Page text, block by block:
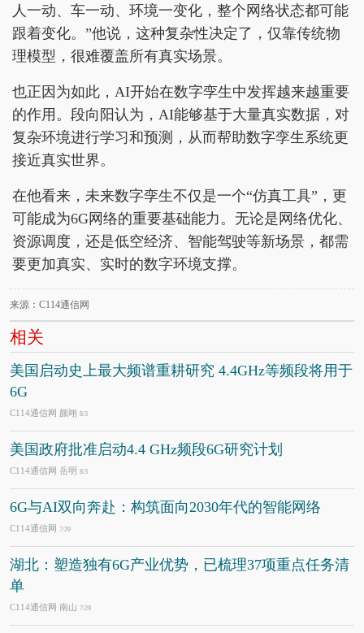
人一动、车一动、环境一变化，整个网络状态都可能
跟着变化。”他说，这种复杂性决定了，仅靠传统物
理模型，很难覆盖所有真实场景。
也正因为如此，AI开始在数字孪生中发挥越来越重要
的作用。段向阳认为，AI能够基于大量真实数据，对
复杂环境进行学习和预测，从而帮助数字孪生系统更
接近真实世界。
在他看来，未来数字孪生不仅是一个“仿真工具”，更
可能成为6G网络的重要基础能力。无论是网络优化、
资源调度，还是低空经济、智能驾驶等新场景，都需
要更加真实、实时的数字环境支撑。
来源：C114通信网
相关
美国启动史上最大频谱重耕研究 4.4GHz等频段将用于
6G
C114通信网 颜翊 8/3
美国政府批准启动4.4 GHz频段6G研究计划
C114通信网 岳明 8/3
6G与AI双向奔赴：构筑面向2030年代的智能网络
C114通信网 7/29
湖北：塑造独有6G产业优势，已梳理37项重点任务清
单
C114通信网 南山 7/29